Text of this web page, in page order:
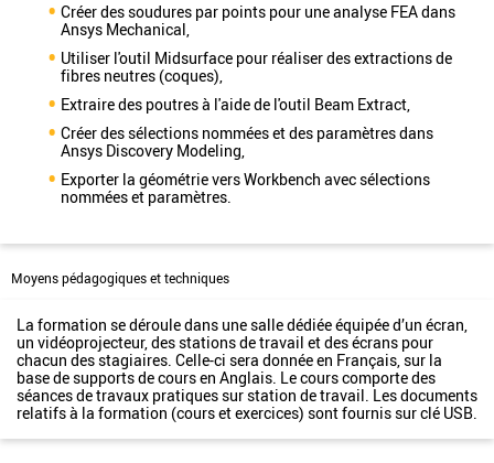
Créer des soudures par points pour une analyse FEA dans
Ansys Mechanical,
Utiliser l'outil Midsurface pour réaliser des extractions de
fibres neutres (coques),
Extraire des poutres à l'aide de l'outil Beam Extract,
Créer des sélections nommées et des paramètres dans
Ansys Discovery Modeling,
Exporter la géométrie vers Workbench avec sélections
nommées et paramètres.
Moyens pédagogiques et techniques
La formation se déroule dans une salle dédiée équipée d’un écran,
un vidéoprojecteur, des stations de travail et des écrans pour
chacun des stagiaires. Celle-ci sera donnée en Français, sur la
base de supports de cours en Anglais. Le cours comporte des
séances de travaux pratiques sur station de travail. Les documents
relatifs à la formation (cours et exercices) sont fournis sur clé USB.